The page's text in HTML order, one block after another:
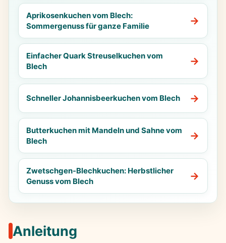
Aprikosenkuchen vom Blech:
Sommergenuss für ganze Familie
Einfacher Quark Streuselkuchen vom
Blech
Schneller Johannisbeerkuchen vom Blech
Butterkuchen mit Mandeln und Sahne vom
Blech
Zwetschgen-Blechkuchen: Herbstlicher
Genuss vom Blech
Anleitung